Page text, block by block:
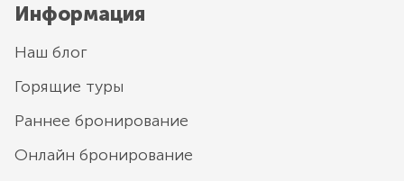
Информация
Наш блог
Горящие туры
Раннее бронирование
Онлайн бронирование